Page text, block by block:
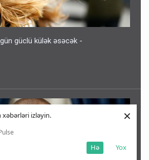
xəbərləri izləyin.
Yox
Hə
×
güclü külək əsəcək -